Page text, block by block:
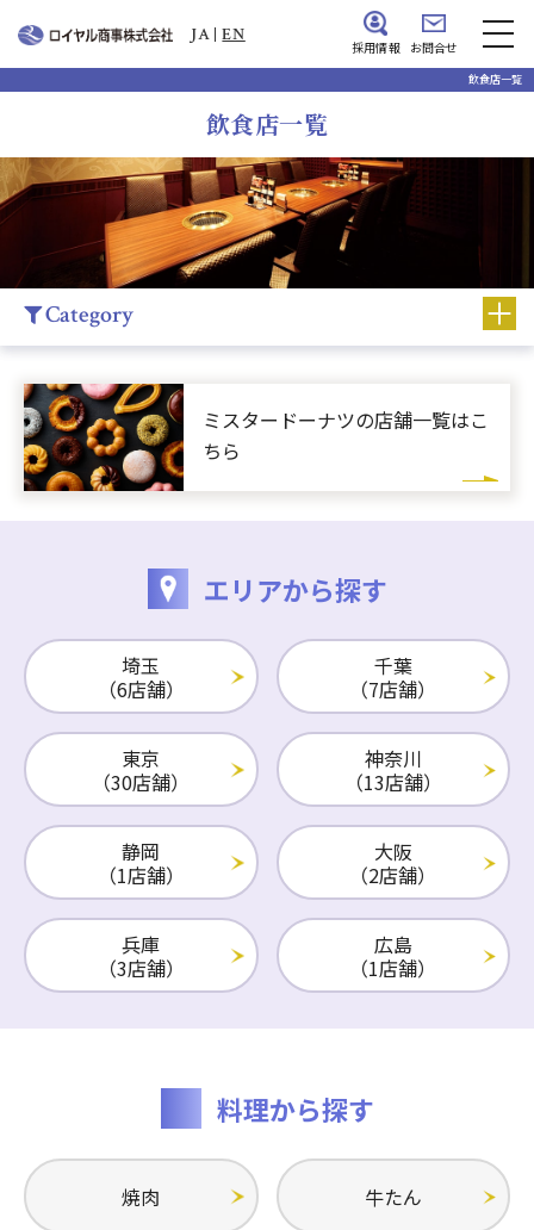
JA EN
採用情報 お問合せ
飲食店一覧
飲食店一覧
ミスタードーナツの店舗一覧はこ
ちら
Category
エリアから探す
埼玉
（6店舗）
千葉
（7店舗）
東京
（30店舗）
神奈川
（13店舗）
静岡
（1店舗）
大阪
（2店舗）
兵庫
（3店舗）
広島
（1店舗）
料理から探す
焼肉 牛たん